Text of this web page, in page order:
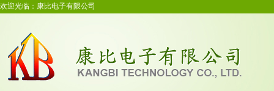
欢迎光临：康比电子有限公司